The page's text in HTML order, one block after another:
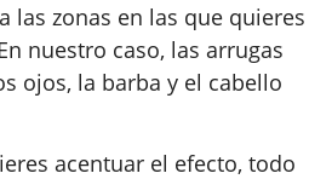
las zonas en las que quieres
nuestro caso, las arrugas
ojos, la barba y el cabello
acentuar el efecto, todo